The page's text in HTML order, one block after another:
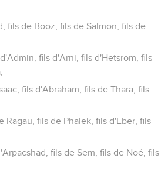
fils de Booz, fils de Salmon, fils de
fils d'Arni, fils d'Hetsrom, fils
fils d'Abraham, fils de Thara, fils
Ragau, fils de Phalek, fils d'Eber, fils
fils de Sem, fils de Noé, fils